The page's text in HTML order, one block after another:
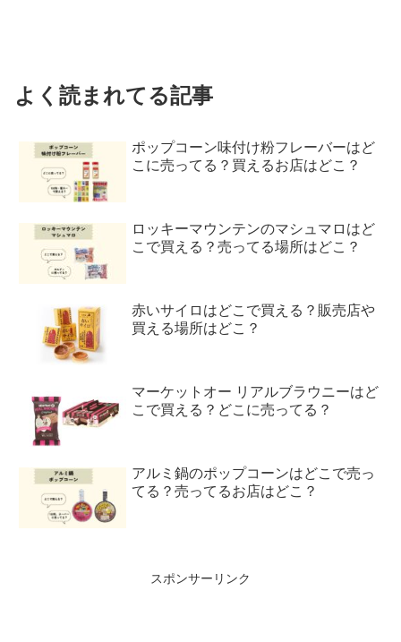
よく読まれてる記事
ポップコーン味付け粉フレーバーはど
こに売ってる？買えるお店はどこ？
ロッキーマウンテンのマシュマロはど
こで買える？売ってる場所はどこ？
赤いサイロはどこで買える？販売店や
買える場所はどこ？
マーケットオー リアルブラウニーはど
こで買える？どこに売ってる？
アルミ鍋のポップコーンはどこで売っ
てる？売ってるお店はどこ？
スポンサーリンク